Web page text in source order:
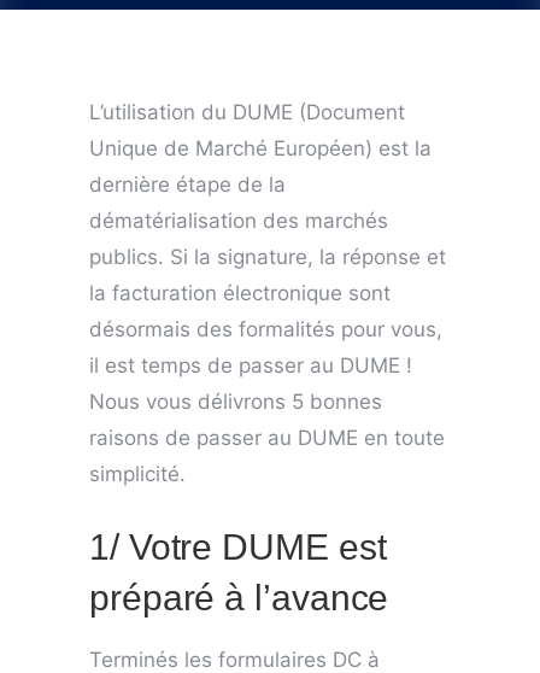
L’utilisation du DUME (Document
Unique de Marché Européen) est la
dernière étape de la
dématérialisation des marchés
publics. Si la signature, la réponse et
la facturation électronique sont
désormais des formalités pour vous,
il est temps de passer au DUME !
Nous vous délivrons 5 bonnes
raisons de passer au DUME en toute
simplicité.
1/ Votre DUME est
préparé à l’avance
Terminés les formulaires DC à